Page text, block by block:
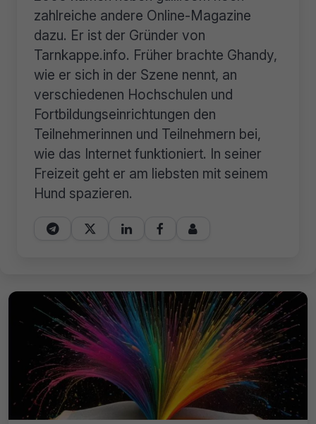
zahlreiche andere Online-Magazine
dazu. Er ist der Gründer von
Tarnkappe.info. Früher brachte Ghandy,
wie er sich in der Szene nennt, an
verschiedenen Hochschulen und
Fortbildungseinrichtungen den
Teilnehmerinnen und Teilnehmern bei,
wie das Internet funktioniert. In seiner
Freizeit geht er am liebsten mit seinem
Hund spazieren.
    